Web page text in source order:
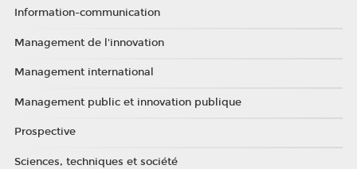
Information-communication
Management de l'innovation
Management international
Management public et innovation publique
Prospective
Sciences, techniques et société